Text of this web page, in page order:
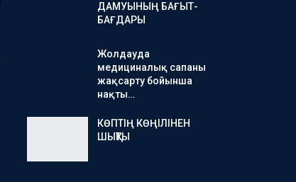
ДАМУЫНЫҢ БАҒЫТ-
БАҒДАРЫ
Жолдауда
медициналық сапаны
жақсарту бойынша
нақты…
КӨПТІҢ КӨҢІЛІНЕН
ШЫҚТЫ